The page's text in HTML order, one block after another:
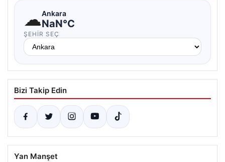
☁Ankara
NaN°C
ŞEHIR SEÇ
Bizi Takip Edin
Yan Manşet